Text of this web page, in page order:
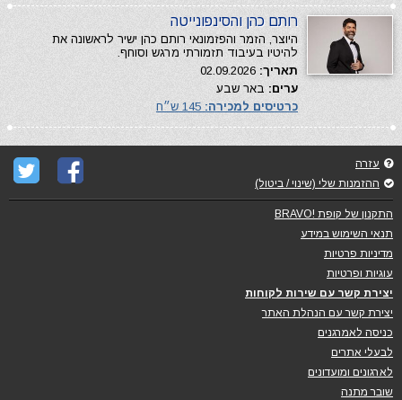
רותם כהן והסינפונייטה
היוצר, הזמר והפזמונאי רותם כהן ישיר לראשונה את
להיטיו בעיבוד תזמורתי מרגש וסוחף.
תאריך:
ערים: באר שבע
כרטיסים למכירה:
עזרה
ההזמנות שלי (שינוי / ביטול)
התקנון של קופת !BRAVO
תנאי השימוש במידע
מדיניות פרטיות
עוגיות ופרטיות
יצירת קשר עם שירות לקוחות
יצירת קשר עם הנהלת האתר
כניסה לאמרגנים
לבעלי אתרים
לארגונים ומועדונים
שובר מתנה